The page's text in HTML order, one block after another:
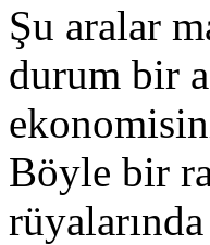
Şu aralar
durum bir
Böyle bir